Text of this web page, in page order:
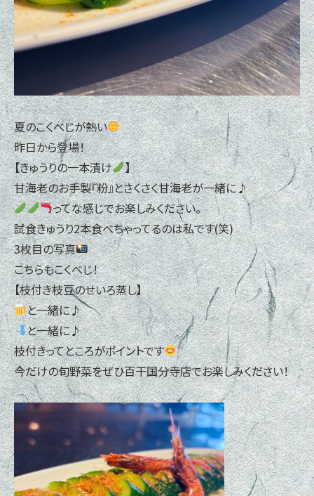
夏のこくべじが熱い
昨日から登場！
【きゅうりの一本漬け
】
甘海老のお手製『粉』とさくさく甘海老が一緒に♪
ってな感じでお楽しみください。
試食きゅうり2本食べちゃってるのは私です(笑)
3枚目の写真
こちらもこくべじ！
【枝付き枝豆のせいろ蒸し】
と一緒に♪
と一緒に♪
枝付きってところがポイントです
今だけの旬野菜をぜひ百干国分寺店でお楽しみください！